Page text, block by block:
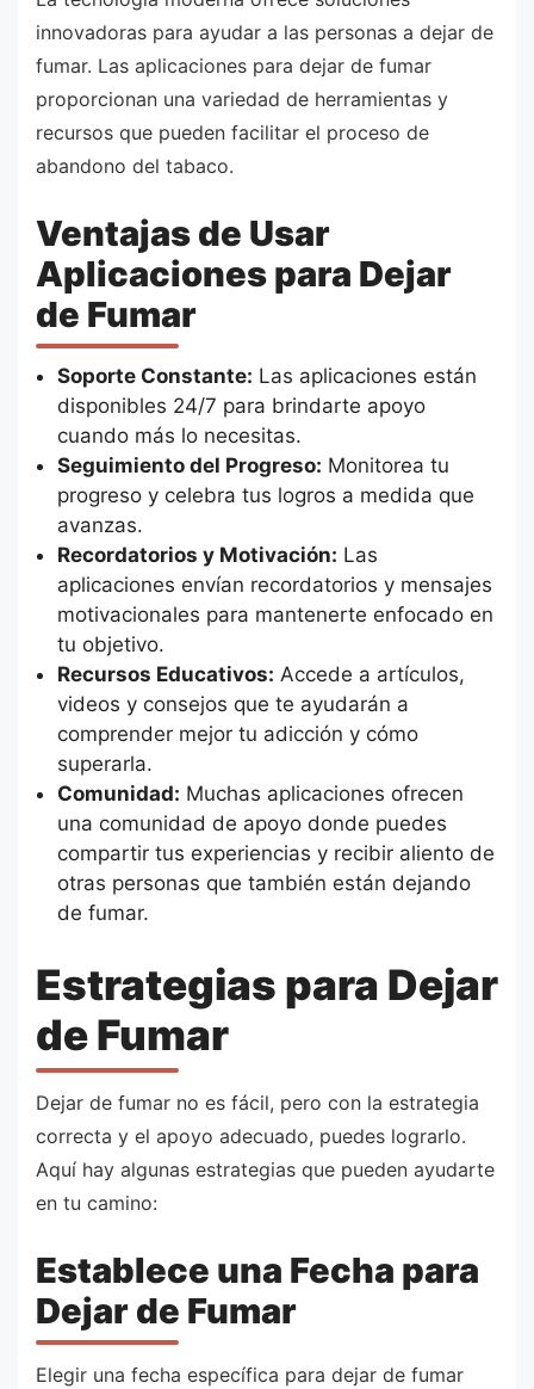
innovadoras para ayudar a las personas a dejar de
fumar. Las aplicaciones para dejar de fumar
proporcionan una variedad de herramientas y
recursos que pueden facilitar el proceso de
abandono del tabaco.
Ventajas de Usar
Aplicaciones para Dejar
de Fumar
Soporte Constante: Las aplicaciones están
disponibles 24/7 para brindarte apoyo
cuando más lo necesitas.
Seguimiento del Progreso: Monitorea tu
progreso y celebra tus logros a medida que
avanzas.
Recordatorios y Motivación: Las
aplicaciones envían recordatorios y mensajes
motivacionales para mantenerte enfocado en
tu objetivo.
Recursos Educativos: Accede a artículos,
videos y consejos que te ayudarán a
comprender mejor tu adicción y cómo
superarla.
Comunidad: Muchas aplicaciones ofrecen
una comunidad de apoyo donde puedes
compartir tus experiencias y recibir aliento de
otras personas que también están dejando
de fumar.
Estrategias para Dejar
de Fumar
Dejar de fumar no es fácil, pero con la estrategia
correcta y el apoyo adecuado, puedes lograrlo.
Aquí hay algunas estrategias que pueden ayudarte
en tu camino:
Establece una Fecha para
Dejar de Fumar
Elegir una fecha específica para dejar de fumar